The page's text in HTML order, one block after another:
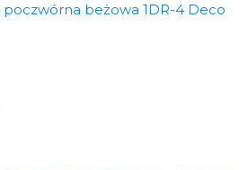
beżowa 1DR-4 Deco